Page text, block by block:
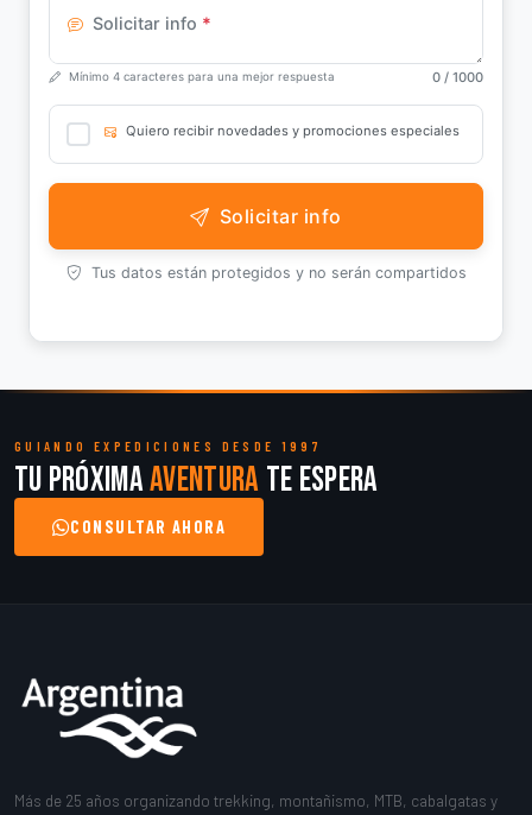
Solicitar info *
Mínimo 4 caracteres para una mejor respuesta 0 / 1000
Quiero recibir novedades y promociones especiales
Solicitar info
Tus datos están protegidos y no serán compartidos
GUIANDO EXPEDICIONES DESDE 1997
Tu próximaaventura te espera
CONSULTAR AHORA
Más de 25 años organizando trekking, montañismo, MTB, cabalgatas y